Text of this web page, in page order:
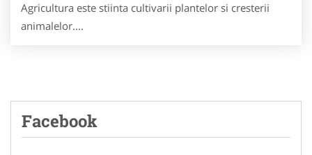
Agricultura este stiinta cultivarii plantelor si cresterii
animalelor....
Facebook